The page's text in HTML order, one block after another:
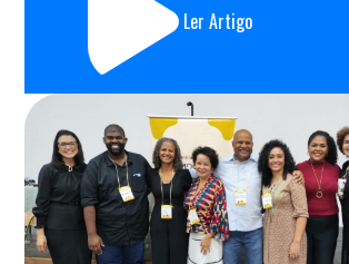
Ler Artigo